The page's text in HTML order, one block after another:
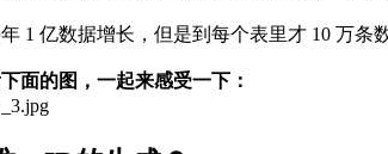
1 亿数据增长，但是到每个表里才 10 万条
面的图，一起来感受一下：